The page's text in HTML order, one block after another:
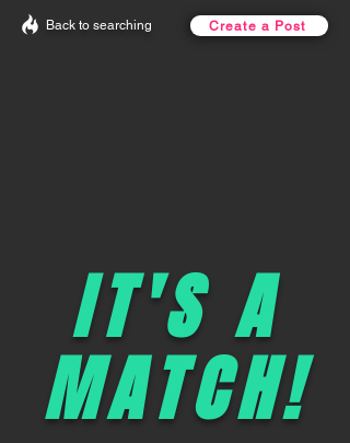
Create a Post
Back to searching
IT'S A
MATCH!